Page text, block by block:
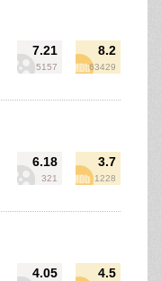
7.21
5157
8.2
63429
6.18
321
3.7
1228
4.05 4.5